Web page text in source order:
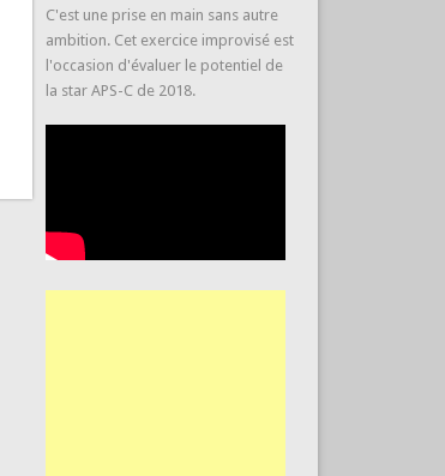
C'est une prise en main sans autre
ambition. Cet exercice improvisé est
l'occasion d'évaluer le potentiel de
la star APS-C de 2018.